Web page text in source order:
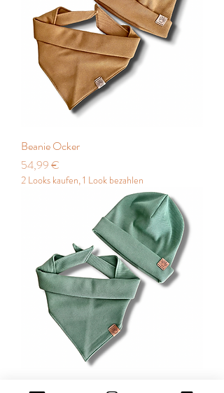
Beanie Ocker
Preis
54,99 €
2 Looks kaufen, 1 Look bezahlen
Beanie Mint